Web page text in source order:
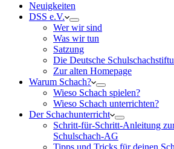
Neuigkeiten
DSS e.V.
Wer wir sind
Was wir tun
Satzung
Die Deutsche
Zur alten Homepage
Warum Schach?
Wieso Schach spielen?
Wieso Schach unterrichten?
Der Schachunterricht
Schritt-für-Schritt-Anleitung
Schulschach-AG
Tipps und Tricks für deinen